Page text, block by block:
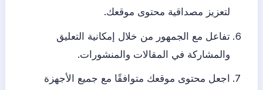
لتعزيز مصداقية محتوى موقعك.
تفاعل مع الجمهور من خلال إمكانية التعليق
والمشاركة في المقالات والمنشورات.
اجعل محتوى موقعك متوافقًا مع جميع الأجهزة